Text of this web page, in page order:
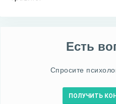
Есть
Спросите
ПОЛУЧИТЬ